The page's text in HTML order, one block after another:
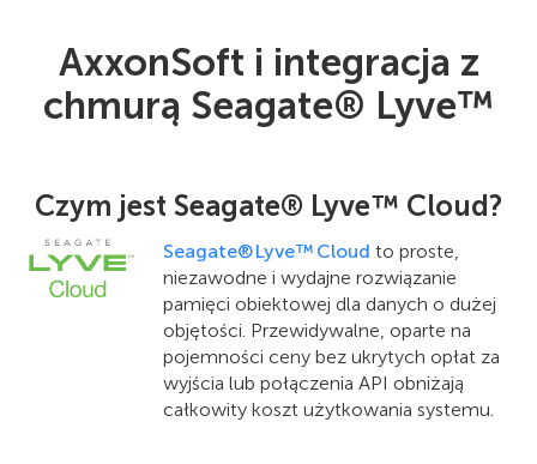
AxxonSoft i integracja z
chmurą Seagate® Lyve™
Czym jest Seagate® Lyve™ Cloud?
Seagate® Lyve™ Cloud to proste,
niezawodne i wydajne rozwiązanie
pamięci obiektowej dla danych o dużej
objętości. Przewidywalne, oparte na
pojemności ceny bez ukrytych opłat za
wyjścia lub połączenia API obniżają
całkowity koszt użytkowania systemu.